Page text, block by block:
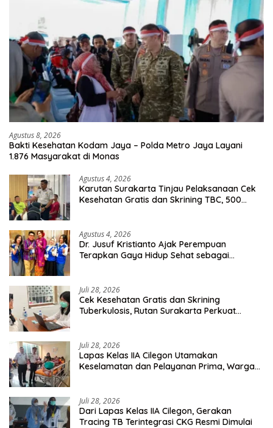
Agustus 8, 2026
Bakti Kesehatan Kodam Jaya – Polda Metro Jaya Layani
1.876 Masyarakat di Monas
Agustus 4, 2026
Karutan Surakarta Tinjau Pelaksanaan Cek
Kesehatan Gratis dan Skrining TBC, 500
Agustus 4, 2026
Dr. Jusuf Kristianto Ajak Perempuan
Terapkan Gaya Hidup Sehat sebagai
Juli 28, 2026
Cek Kesehatan Gratis dan Skrining
Tuberkulosis, Rutan Surakarta Perkuat
Juli 28, 2026
Lapas Kelas IIA Cilegon Utamakan
Keselamatan dan Pelayanan Prima, Warga
Juli 28, 2026
Dari Lapas Kelas IIA Cilegon, Gerakan
Tracing TB Terintegrasi CKG Resmi Dimulai